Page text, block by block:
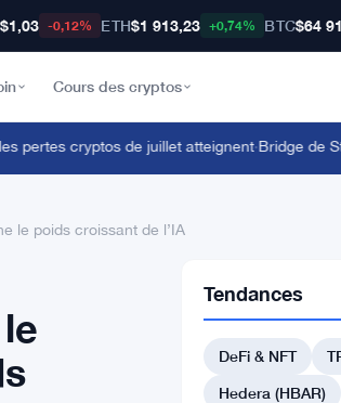
$1,03 -0,12% ETH$1 913,23 +0,74% BTC$64
Cours des cryptos
cryptos de juillet atteignent·Bridge de
le poids croissant de l’IA
Tendances
DeFi & NFT
Hedera (HBAR)